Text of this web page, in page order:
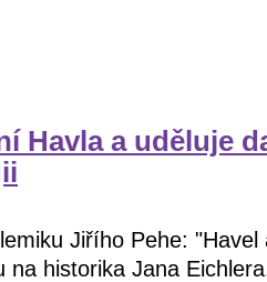
Havla a uděluje
Jiřího Pehe:
na historika Jana